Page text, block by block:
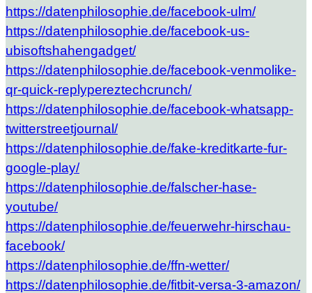
https://datenphilosophie.de/facebook-ulm/
https://datenphilosophie.de/facebook-us-
ubisoftshahengadget/
https://datenphilosophie.de/facebook-venmolike-
qr-quick-replypereztechcrunch/
https://datenphilosophie.de/facebook-whatsapp-
twitterstreetjournal/
https://datenphilosophie.de/fake-kreditkarte-fur-
google-play/
https://datenphilosophie.de/falscher-hase-
youtube/
https://datenphilosophie.de/feuerwehr-hirschau-
facebook/
https://datenphilosophie.de/ffn-wetter/
https://datenphilosophie.de/fitbit-versa-3-amazon/